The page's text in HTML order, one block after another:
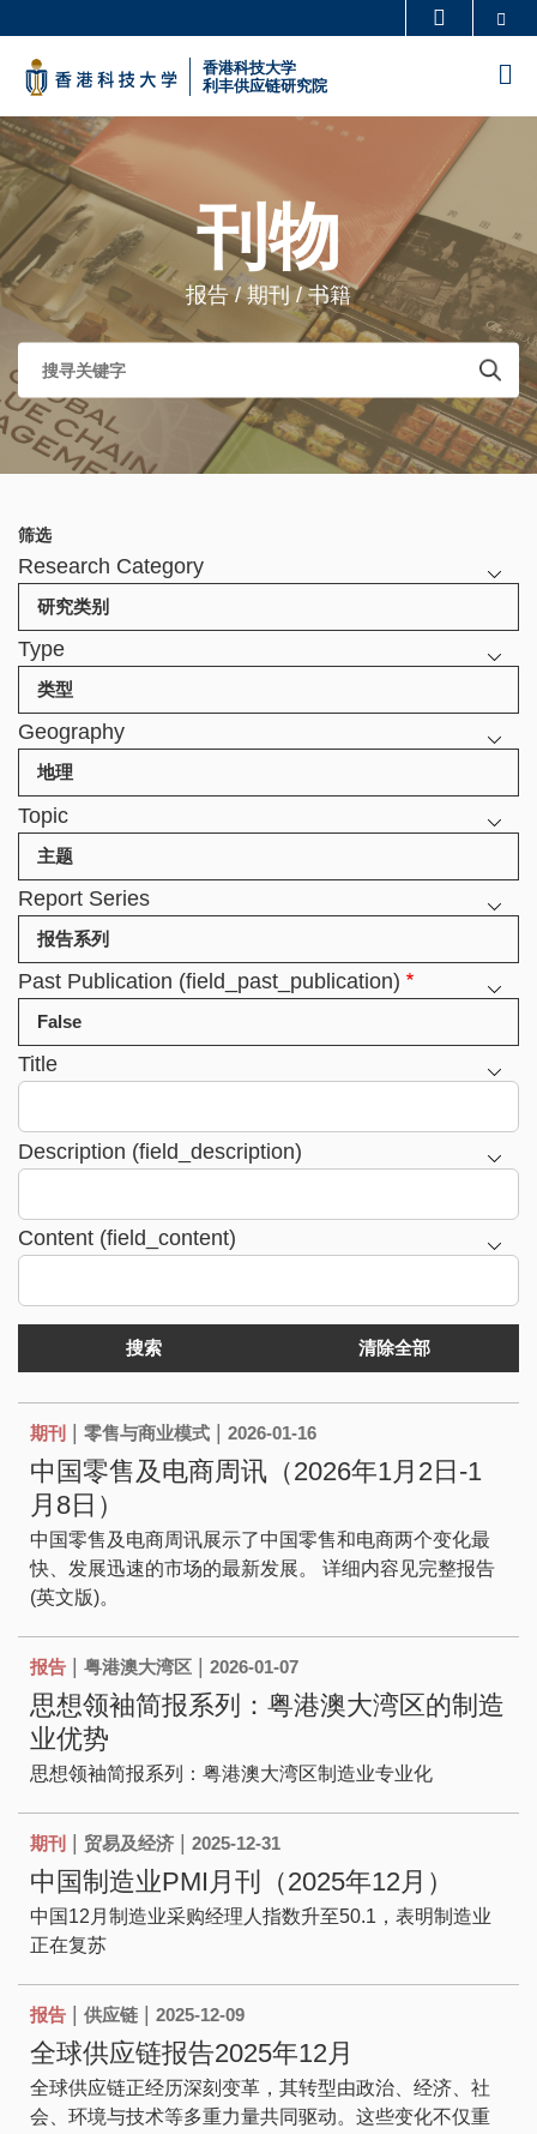
main
content
校园地图及指南
教授简录
香港科技大学
利丰供应链研究院
Sections
刊物
报告 / 期刊 / 书籍
Research Category
Type
Geography
Topic
Report Series
Past Publication (field_past_publication)
Title
Description (field_description)
Content (field_content)
期刊 零售与商业模式 2026-01-16
中国零售及电商周讯（2026年1月2日-1
月8日）
中国零售及电商周讯展示了中国零售和电商两个变化最
快、发展迅速的市场的最新发展。 详细内容见完整报告
(英文版)。
报告 粤港澳大湾区 2026-01-07
思想领袖简报系列：粤港澳大湾区的制造
业优势
思想领袖简报系列：粤港澳大湾区制造业专业化
期刊 贸易及经济 2025-12-31
中国制造业PMI月刊（2025年12月）
中国12月制造业采购经理人指数升至50.1，表明制造业
正在复苏
报告 供应链 2025-12-09
全球供应链报告2025年12月
全球供应链正经历深刻变革，其转型由政治、经济、社
会、环境与技术等多重力量共同驱动。这些变化不仅重